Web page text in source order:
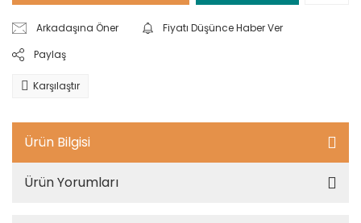
Arkadaşına Öner
Fiyatı Düşünce Haber Ver
Paylaş
Karşılaştır
Ürün Bilgisi
Ürün Yorumları